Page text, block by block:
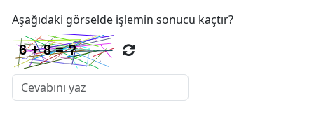
Aşağıdaki görselde işlemin sonucu kaçtır?